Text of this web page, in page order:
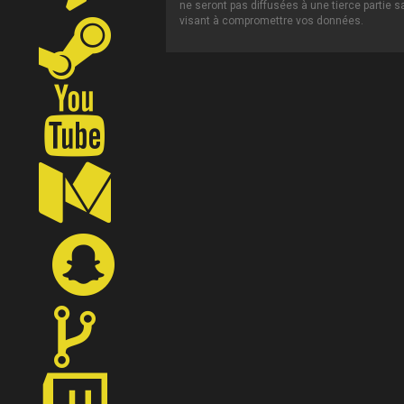
ne seront pas diffusées à une tierce partie
visant à compromettre vos données.